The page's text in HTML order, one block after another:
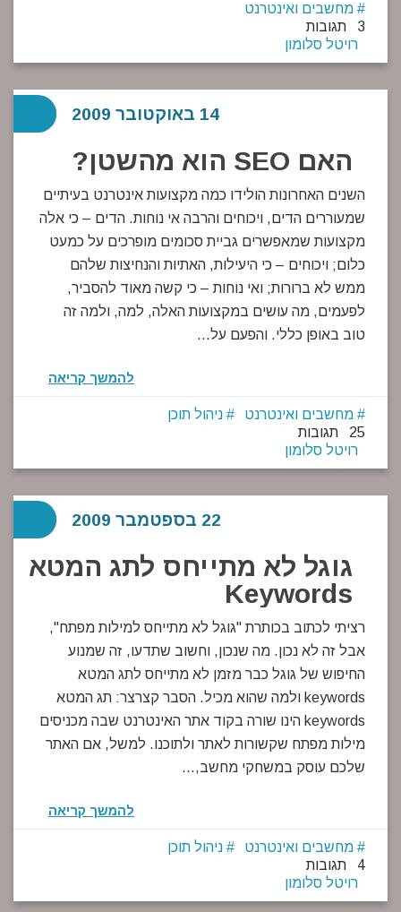
מחשבים ואינטרנט
3 תגובות
רויטל סלומון
האם SEO הוא מהשטן?
השנים האחרונות הולידו כמה מקצועות אינטרנט בעיתיים
שמעוררים הדים, ויכוחים והרבה אי נוחות. הדים – כי אלה
מקצועות שמאפשרים גביית סכומים מופרכים על כמעט
כלום; ויכוחים – כי היעילות, האתיות והנחיצות שלהם
ממש לא ברורות; ואי נוחות – כי קשה מאוד להסביר,
לפעמים, מה עושים במקצועות האלה, למה, ולמה זה
טוב באופן כללי. והפעם על…
להמשך קריאה
14 באוקטובר 2009
מחשבים ואינטרנט
ניהול תוכן
25 תגובות
רויטל סלומון
גוגל לא מתייחס לתג המטא
Keywords
רציתי לכתוב בכותרת "גוגל לא מתייחס למילות מפתח",
אבל זה לא נכון. מה שנכון, וחשוב שתדעו, זה שמנוע
החיפוש של גוגל כבר מזמן לא מתייחס לתג המטא
keywords ולמה שהוא מכיל. הסבר קצרצר: תג המטא
keywords הינו שורה בקוד אתר האינטרנט שבה מכניסים
מילות מפתח שקשורות לאתר ולתוכנו. למשל, אם האתר
שלכם עוסק במשחקי מחשב,…
להמשך קריאה
22 בספטמבר 2009
מחשבים ואינטרנט
ניהול תוכן
4 תגובות
רויטל סלומון